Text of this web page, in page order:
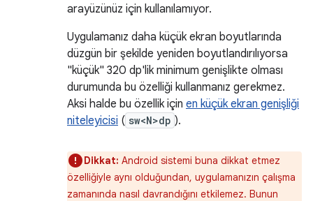
arayüzünüz için kullanılamıyor.
Uygulamanız daha küçük ekran boyutlarında
düzgün bir şekilde yeniden boyutlandırılıyorsa
"küçük" 320 dp'lik minimum genişlikte olması
durumunda bu özelliği kullanmanız gerekmez.
Aksi halde bu özellik için en küçük ekran genişliği
niteleyicisi ( sw<N>dp ).
Dikkat: Android sistemi buna dikkat etmez
özelliğiyle aynı olduğundan, uygulamanızın çalışma
zamanında nasıl davrandığını etkilemez. Bunun